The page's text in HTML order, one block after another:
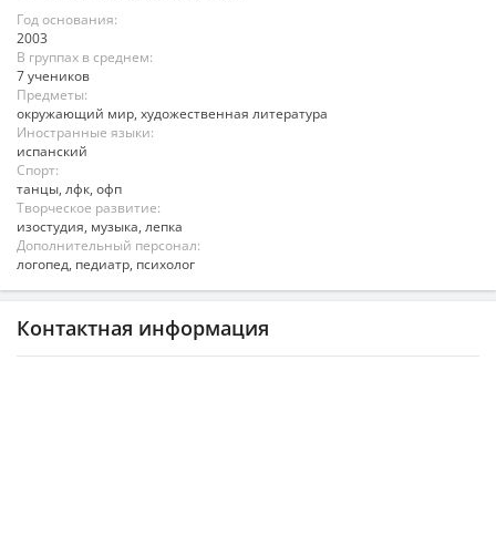
Год основания:
2003
В группах в среднем:
7 учеников
Предметы:
окружающий мир, художественная литература
Иностранные языки:
испанский
Спорт:
танцы, лфк, офп
Творческое развитие:
изостудия, музыка, лепка
Дополнительный персонал:
логопед, педиатр, психолог
Контактная информация